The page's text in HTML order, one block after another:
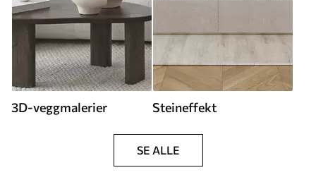
3D-veggmalerier Steineffekt
SE ALLE